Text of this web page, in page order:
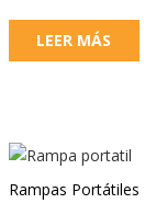
LEER MÁS
Rampas Portátiles